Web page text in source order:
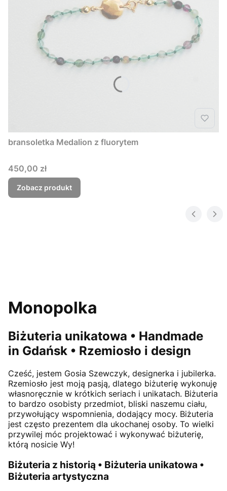
bransoletka Medalion z fluorytem
Cena
450,00 zł
Zobacz produkt
Monopolka
Biżuteria unikatowa • Handmade
in Gdańsk • Rzemiosło i design
Cześć, jestem Gosia Szewczyk, designerka i jubilerka.
Rzemiosło jest moją pasją, dlatego biżuterię wykonuję
własnoręcznie w krótkich seriach i unikatach. Biżuteria
to bardzo osobisty przedmiot, bliski naszemu ciału,
przywołujący wspomnienia, dodający mocy. Biżuteria
jest często prezentem dla ukochanej osoby. To wielki
przywilej móc projektować i wykonywać biżuterię,
którą nosicie Wy!
Biżuteria z historią • Biżuteria unikatowa •
Biżuteria artystyczna